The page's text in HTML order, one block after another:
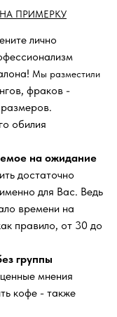
ПРИМЕРКУ
лично
Мы разместили
фраков -
обилия
на ожидание
достаточно
для Вас. Ведь
времени на
правило, от 30 до
группы
мнения
кофе - также